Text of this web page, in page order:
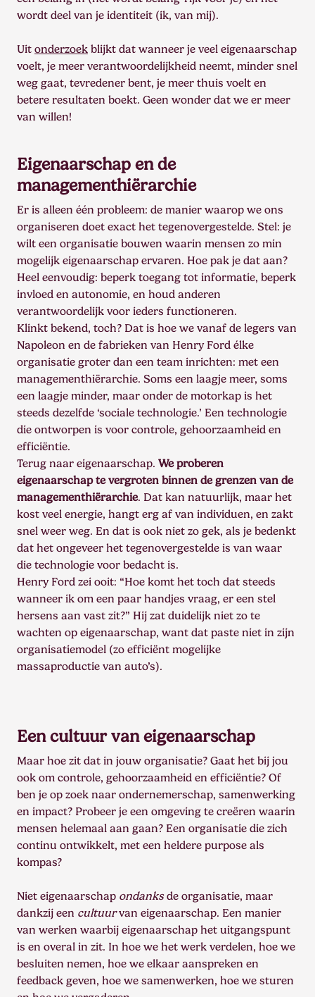
wordt deel van je identiteit (ik, van mij).
Uit onderzoek blijkt dat wanneer je veel eigenaarschap
voelt, je meer verantwoordelijkheid neemt, minder snel
weg gaat, tevredener bent, je meer thuis voelt en
betere resultaten boekt. Geen wonder dat we er meer
van willen!
Eigenaarschap en de
managementhiërarchie
Er is alleen één probleem: de manier waarop we ons
organiseren doet exact het tegenovergestelde. Stel: je
wilt een organisatie bouwen waarin mensen zo min
mogelijk eigenaarschap ervaren. Hoe pak je dat aan?
Heel eenvoudig: beperk toegang tot informatie, beperk
invloed en autonomie, en houd anderen
verantwoordelijk voor ieders functioneren.
Klinkt bekend, toch? Dat is hoe we vanaf de legers van
Napoleon en de fabrieken van Henry Ford élke
organisatie groter dan een team inrichten: met een
managementhiërarchie. Soms een laagje meer, soms
een laagje minder, maar onder de motorkap is het
steeds dezelfde ‘sociale technologie.’ Een technologie
die ontworpen is voor controle, gehoorzaamheid en
efficiëntie.
Terug naar eigenaarschap. We proberen
eigenaarschap te vergroten binnen de grenzen van de
managementhiërarchie. Dat kan natuurlijk, maar het
kost veel energie, hangt erg af van individuen, en zakt
snel weer weg. En dat is ook niet zo gek, als je bedenkt
dat het ongeveer het tegenovergestelde is van waar
die technologie voor bedacht is.
Henry Ford zei ooit: “Hoe komt het toch dat steeds
wanneer ik om een paar handjes vraag, er een stel
hersens aan vast zit?” Hij zat duidelijk niet zo te
wachten op eigenaarschap, want dat paste niet in zijn
organisatiemodel (zo efficiënt mogelijke
massaproductie van auto’s).
Een cultuur van eigenaarschap
Maar hoe zit dat in jouw organisatie? Gaat het bij jou
ook om controle, gehoorzaamheid en efficiëntie? Of
ben je op zoek naar ondernemerschap, samenwerking
en impact? Probeer je een omgeving te creëren waarin
mensen helemaal aan gaan? Een organisatie die zich
continu ontwikkelt, met een heldere purpose als
kompas?
Niet eigenaarschap ondanksde organisatie, maar
dankzij een cultuurvan eigenaarschap. Een manier
van werken waarbij eigenaarschap het uitgangspunt
is en overal in zit. In hoe we het werk verdelen, hoe we
besluiten nemen, hoe we elkaar aanspreken en
feedback geven, hoe we samenwerken, hoe we sturen